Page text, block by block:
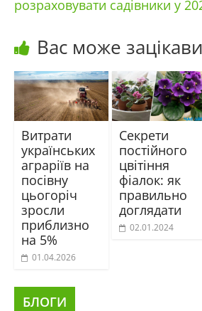
розраховувати садівники у
Вас може
Витрати
українських
аграріїв на
посівну
цьогоріч
зросли
приблизно
на 5%
01.04.2026
Секрети
постійного
цвітіння
фіалок: як
правильно
доглядати
02.01.2024
БЛОГИ